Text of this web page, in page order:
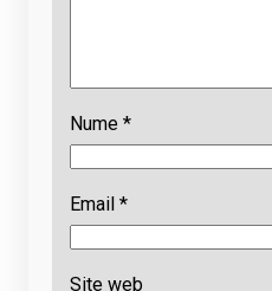
Nume *
Email *
Site web